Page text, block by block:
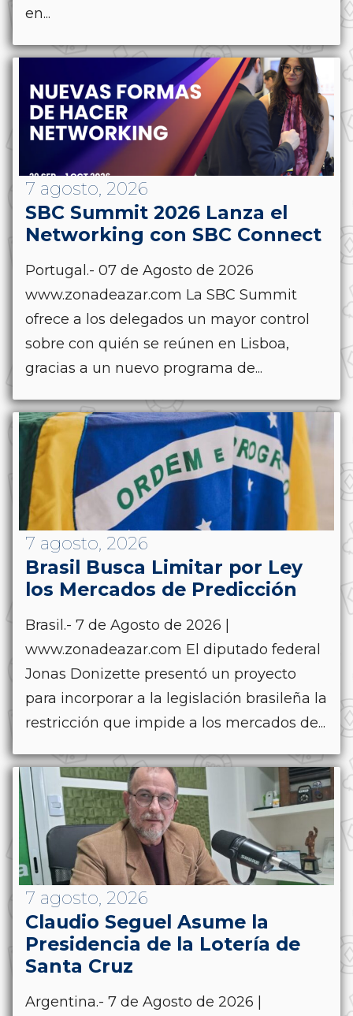
en...
7 agosto, 2026
SBC Summit 2026 Lanza el
Networking con SBC Connect
Portugal.- 07 de Agosto de 2026
www.zonadeazar.com La SBC Summit
ofrece a los delegados un mayor control
sobre con quién se reúnen en Lisboa,
gracias a un nuevo programa de...
7 agosto, 2026
Brasil Busca Limitar por Ley
los Mercados de Predicción
Brasil.- 7 de Agosto de 2026 |
www.zonadeazar.com El diputado federal
Jonas Donizette presentó un proyecto
para incorporar a la legislación brasileña la
restricción que impide a los mercados de...
7 agosto, 2026
Claudio Seguel Asume la
Presidencia de la Lotería de
Santa Cruz
Argentina.- 7 de Agosto de 2026 |